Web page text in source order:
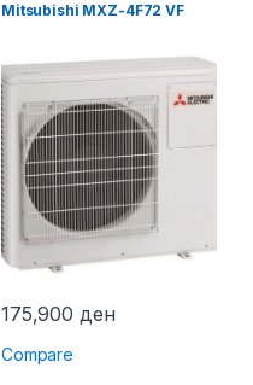
Mitsubishi MXZ-4F72 VF
175,900 ден
Compare